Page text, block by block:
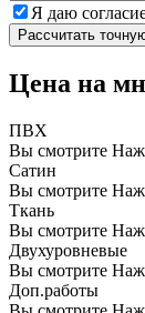
Я даю
Рассчитать
Цена на
ПВХ
Вы смотрите
Сатин
Вы смотрите
Ткань
Вы смотрите
Двухуровневые
Вы смотрите
Доп.работы